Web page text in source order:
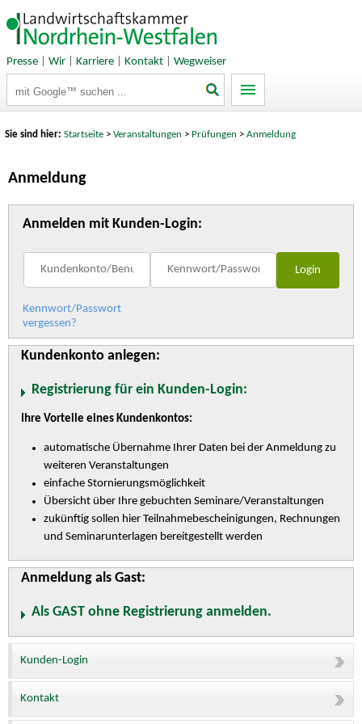
Presse| Wir| Karriere| Kontakt| Wegweiser
Sie sind hier:Startseite >Veranstaltungen > Prüfungen >Anmeldung
Anmeldung
Anmelden mit Kunden-Login:
Kennwort/Passwort
vergessen?
Kundenkonto anlegen:
Registrierung für ein Kunden-Login:
Ihre Vorteile eines Kundenkontos:
automatische Übernahme Ihrer Daten bei der Anmeldung zu
weiteren Veranstaltungen
einfache Stornierungsmöglichkeit
Übersicht über Ihre gebuchten Seminare/Veranstaltungen
zukünftig sollen hier Teilnahmebescheinigungen, Rechnungen
und Seminarunterlagen bereitgestellt werden
Anmeldung als Gast:
Als GAST ohne Registrierung anmelden.
Kunden-Login
Kontakt